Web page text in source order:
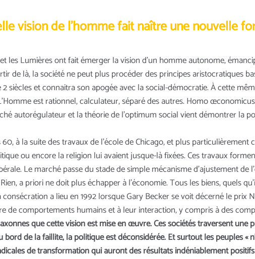
vision de l’homme fait naître une nouvelle
les Lumières ont fait émerger la vision d’un homme autonome,
de là, la société ne peut plus procéder des principes aristocratiques
siècles et connaitra son apogée avec la social-démocratie. À cette
est rationnel, calculateur, séparé des autres. Homo
autorégulateur et la théorie de l’optimum social vient démontrer la
60, à la suite des travaux de l’école de Chicago, et plus
ou encore la religion lui avaient jusque-là fixées. Ces travaux
Le marché passe du stade de simple mécanisme d’ajustement
a priori ne doit plus échapper à l’économie. Tous les biens, quels
a lieu en 1992 lorsque Gary Becker se voit décerné le
de comportements humains et à leur interaction, y compris à des
que cette vision est mise en œuvre. Ces sociétés traversent
bord de la faillite, la politique est déconsidérée. Et surtout les peuples «
de transformation qui auront des résultats indéniablement